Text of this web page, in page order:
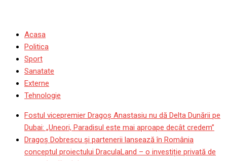
Acasa
Politica
Sport
Sanatate
Externe
Tehnologie
Fostul vicepremier Dragoș Anastasiu nu dă Delta Dunării pe
Dubai: „Uneori, Paradisul este mai aproape decât credem”
Dragoş Dobrescu şi partenerii lansează în România
conceptul proiectului DraculaLand – o investiție privată de